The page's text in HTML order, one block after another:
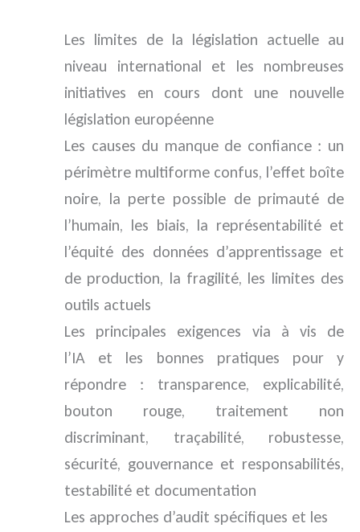
Les limites de la législation actuelle au
niveau international et les nombreuses
initiatives en cours dont une nouvelle
législation européenne
Les causes du manque de confiance : un
périmètre multiforme confus, l’effet boîte
noire, la perte possible de primauté de
l’humain, les biais, la représentabilité et
l’équité des données d’apprentissage et
de production, la fragilité, les limites des
outils actuels
Les principales exigences via à vis de
l’IA et les bonnes pratiques pour y
répondre : transparence, explicabilité,
bouton rouge, traitement non
discriminant, traçabilité, robustesse,
sécurité, gouvernance et responsabilités,
testabilité et documentation
Les approches d’audit spécifiques et les